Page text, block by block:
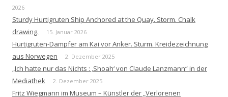
2026
Sturdy Hurtigruten Ship Anchored at the Quay. Storm. Chalk
drawing.
15. Januar 2026
Hurtigruten-Dampfer am Kai vor Anker. Sturm. Kreidezeichnung
aus Norwegen
2. Dezember 2025
„Ich hatte nur das Nichts : ‚Shoah‘ von Claude Lanzmann“ in der
Mediathek
2. Dezember 2025
Fritz Wiegmann im Museum – Künstler der „Verlorenen